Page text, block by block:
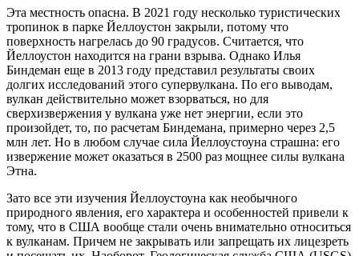
Эта местность опасна. В 2021 году несколько туристических
тропинок в парке Йеллоустон закрыли, потому что
поверхность нагрелась до 90 градусов. Считается, что
Йеллоустон находится на грани взрыва. Однако Илья
Биндеман еще в 2013 году представил результаты своих
долгих исследований этого супервулкана. По его выводам,
вулкан действительно может взорваться, но для
сверхизвержения у вулкана уже нет энергии, если это
произойдет, то, по расчетам Биндемана, примерно через 2,5
млн лет. Но в любом случае сила Йеллоустоуна страшна: его
извержение может оказаться в 2500 раз мощнее силы вулкана
Этна.
Зато все эти изучения Йеллоустоуна как необычного
природного явления, его характера и особенностей привели к
тому, что в США вообще стали очень внимательно относиться
к вулканам. Причем не закрывать или запрещать их лицезреть